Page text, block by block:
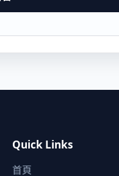
Quick Links
首頁